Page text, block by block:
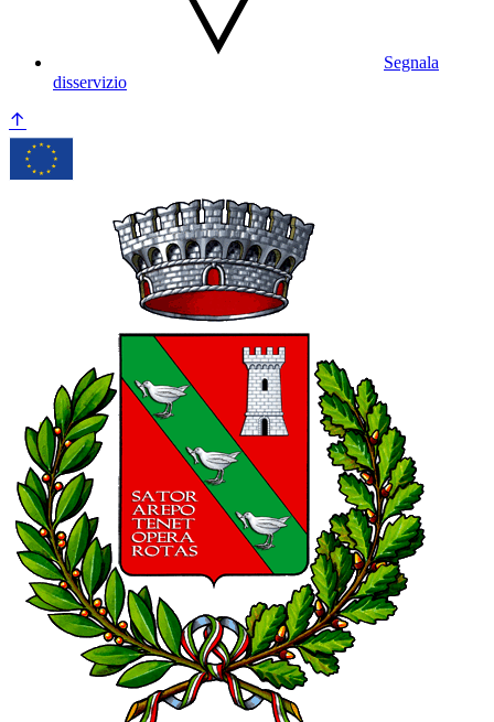
Segnala
disservizio